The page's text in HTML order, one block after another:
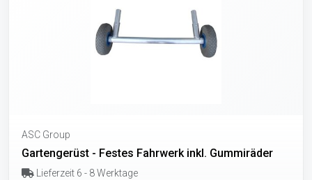
ASC Group
Gartengerüst - Festes Fahrwerk inkl. Gummiräder
Lieferzeit 6 - 8 Werktage